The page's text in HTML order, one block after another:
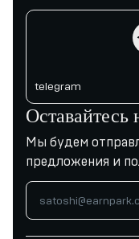
telegram
Оставайтесь
Мы будем
предложения и